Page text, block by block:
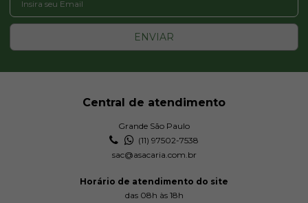
ENVIAR
Central de atendimento
Grande São Paulo
(11) 97502-7538
sac@asacaria.com.br
Horário de atendimento do site
das 08h às 18h